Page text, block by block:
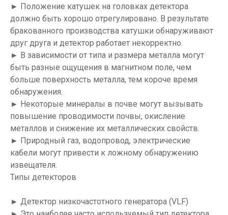
► Положение катушек на головках детектора
должно быть хорошо отрегулировано. В результате
бракованного производства катушки обнаруживают
друг друга и детектор работает некорректно.
► В зависимости от типа и размера металла могут
быть разные ощущения в магнитном поле, чем
больше поверхность металла, тем короче время
обнаружения.
► Некоторые минералы в почве могут вызывать
повышение проводимости почвы, окисление
металлов и снижение их металлических свойств.
► Природный газ, водопровод, электрические
кабели могут привести к ложному обнаружению
извещателя.
Типы детекторов
► Детектор низкочастотного генератора (VLF)